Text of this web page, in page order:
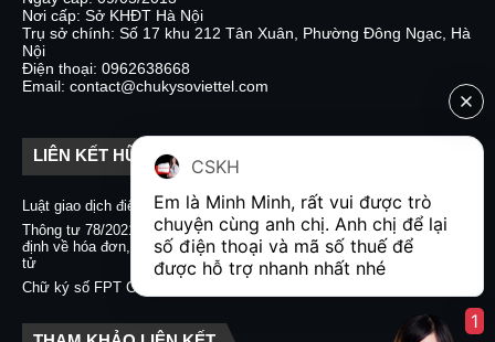
Nơi cấp: Sở KHĐT Hà Nội
Trụ sở chính: Số 17 khu 212 Tân Xuân, Phường Đông Ngạc, Hà
Nội
Điện thoại: 0962638668
Email: contact@chukysoviettel.com
LIÊN KẾT HỮU ÍCH
Luật giao dịch điện tử
Nghị định 130/2018/NĐ-CP
Thông tư 78/2021/TT-BTC quy
định về hóa đơn, chứng từ điện
tử
Chữ ký số CA2 - Nacencomm
Chữ ký số VNPT CA
Chữ ký số BKAV CA
Chữ ký số FPT CA
CSKH
Em là Minh Minh, rất vui được trò
chuyện cùng anh chị. Anh chị để lại
số điện thoại và mã số thuế để
được hỗ trợ nhanh nhất nhé
1